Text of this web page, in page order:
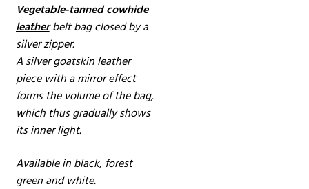
Vegetable-tanned cowhide
leatherbelt bag closed by a
silver zipper.
A silver goatskin leather
piece with a mirror effect
forms the volume of the bag,
which thus gradually shows
its inner light.
Available in black, forest
green and white.